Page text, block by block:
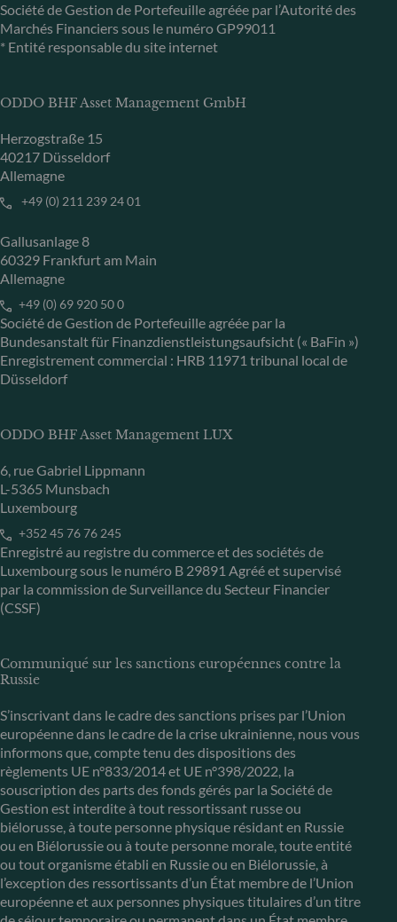
Société de Gestion de Portefeuille agréée par l’Autorité des
Marchés Financiers sous le numéro GP99011
* Entité responsable du site internet
ODDO BHF Asset Management GmbH
Herzogstraße 15
40217 Düsseldorf
Allemagne
+49 (0) 211 239 24 01
Gallusanlage 8
60329 Frankfurt am Main
Allemagne
+49 (0) 69 920 50 0
Société de Gestion de Portefeuille agréée par la
Bundesanstalt für Finanzdienstleistungsaufsicht (« BaFin »)
Enregistrement commercial : HRB 11971 tribunal local de
Düsseldorf
ODDO BHF Asset Management LUX
6, rue Gabriel Lippmann
L-5365 Munsbach
Luxembourg
+352 45 76 76 245
Enregistré au registre du commerce et des sociétés de
Luxembourg sous le numéro B 29891 Agréé et supervisé
par la commission de Surveillance du Secteur Financier
(CSSF)
Communiqué sur les sanctions européennes contre la
Russie
S’inscrivant dans le cadre des sanctions prises par l’Union
européenne dans le cadre de la crise ukrainienne, nous vous
informons que, compte tenu des dispositions des
règlements UE n°833/2014 et UE n°398/2022, la
souscription des parts des fonds gérés par la Société de
Gestion est interdite à tout ressortissant russe ou
biélorusse, à toute personne physique résidant en Russie
ou en Biélorussie ou à toute personne morale, toute entité
ou tout organisme établi en Russie ou en Biélorussie, à
l’exception des ressortissants d’un État membre de l’Union
européenne et aux personnes physiques titulaires d’un titre